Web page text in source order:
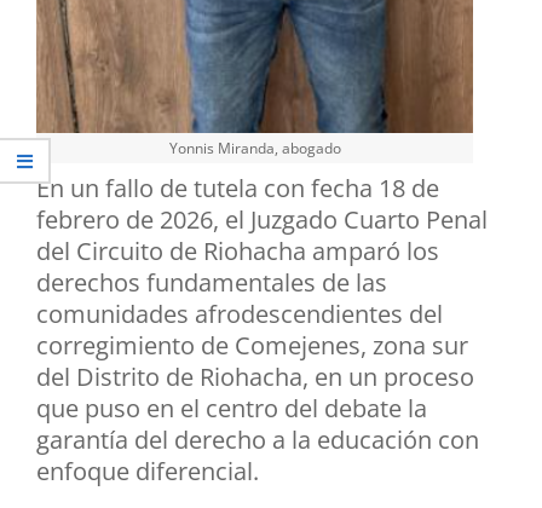
Yonnis Miranda, abogado
En un fallo de tutela con fecha 18 de
febrero de 2026, el Juzgado Cuarto Penal
del Circuito de Riohacha amparó los
derechos fundamentales de las
comunidades afrodescendientes del
corregimiento de Comejenes, zona sur
del Distrito de Riohacha, en un proceso
que puso en el centro del debate la
garantía del derecho a la educación con
enfoque diferencial.